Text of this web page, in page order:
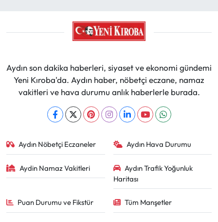
Aydın son dakika haberleri, siyaset ve ekonomi gündemi
Yeni Kıroba'da. Aydın haber, nöbetçi eczane, namaz
vakitleri ve hava durumu anlık haberlerle burada.
Aydın Nöbetçi Eczaneler Aydın Hava Durumu
Aydin Namaz Vakitleri
Aydın Trafik Yoğunluk
Haritası
Puan Durumu ve Fikstür Tüm Manşetler